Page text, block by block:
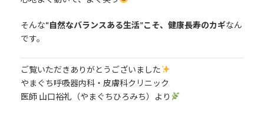
そんな“自然なバランスある生活”こそ、健康長寿のカギなん
です。
ご覧いただきありがとうございました
やまぐち呼吸器内科・皮膚科クリニック
医師 山口裕礼（やまぐちひろみち）より